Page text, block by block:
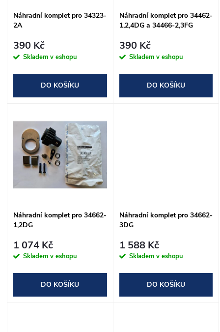
p
o
d
u
s
p
ů
Náhradní komplet pro 34323-
2A
390 Kč
Skladem v eshopu
DO KOŠÍKU
Náhradní komplet pro 34462-
1,2,4DG a 34466-2,3FG
390 Kč
Skladem v eshopu
DO KOŠÍKU
Náhradní komplet pro 34662-
1,2DG
1 074 Kč
Skladem v eshopu
DO KOŠÍKU
Náhradní komplet pro 34662-
3DG
1 588 Kč
Skladem v eshopu
DO KOŠÍKU